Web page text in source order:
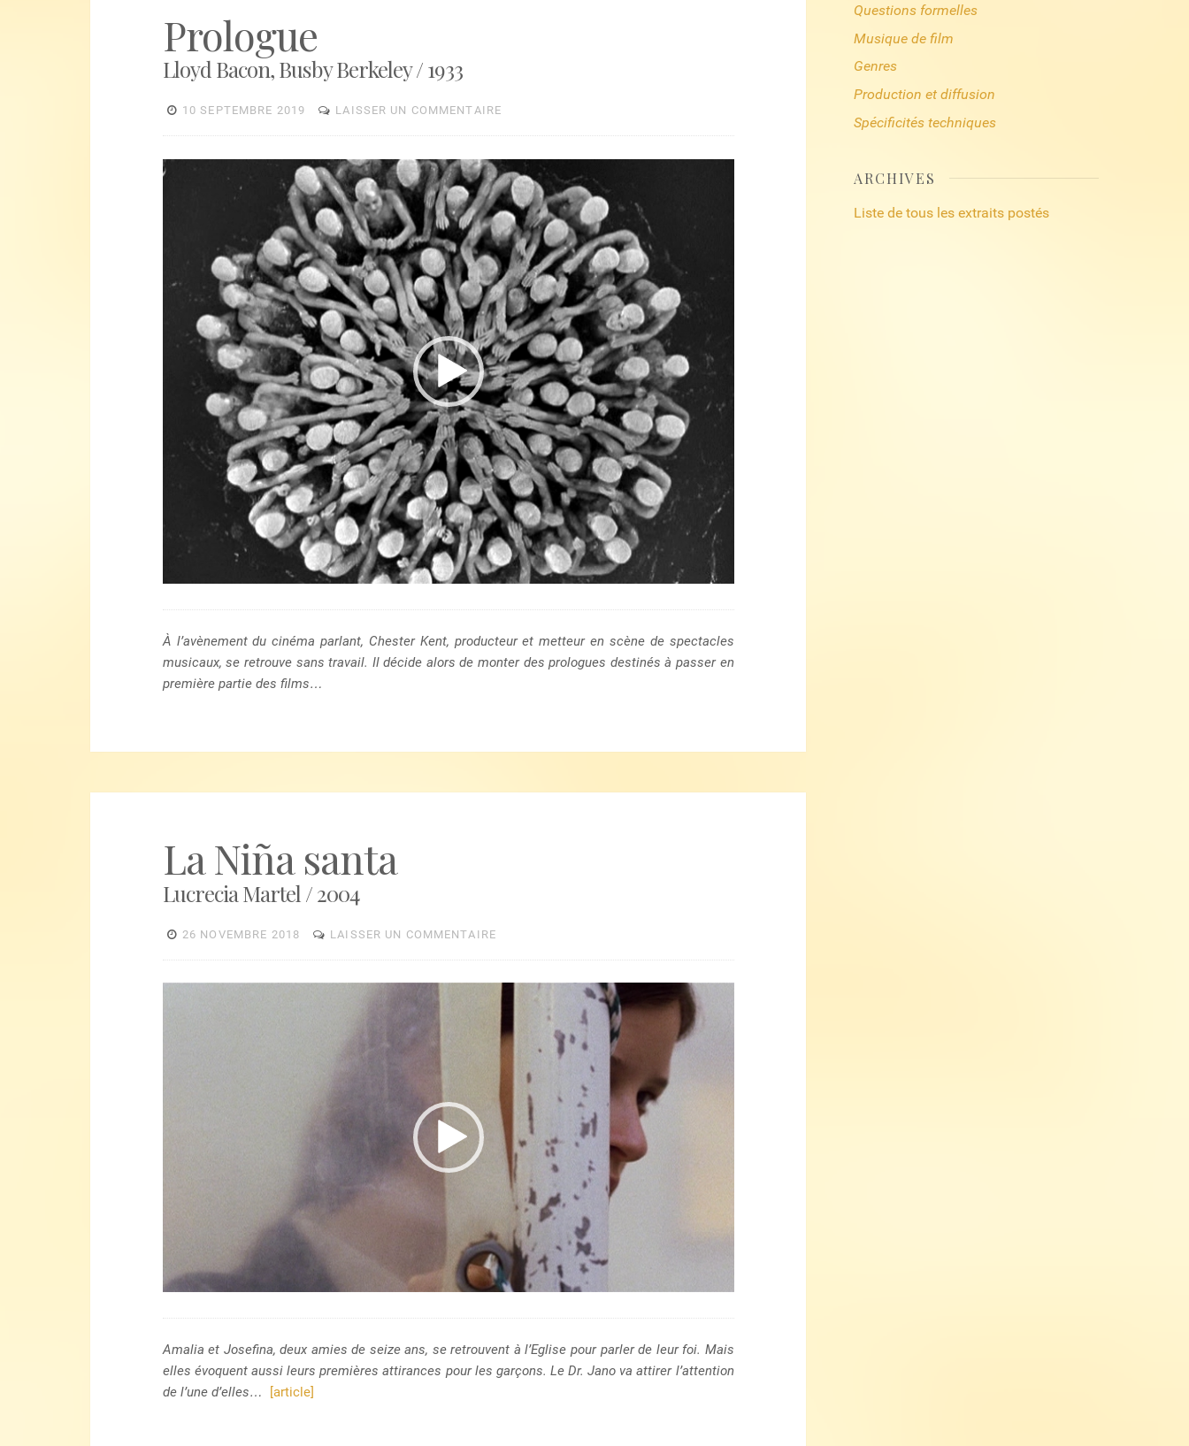
Prologue
Lloyd Bacon, Busby Berkeley / 1933
10 SEPTEMBRE 2019 LAISSER UN COMMENTAIRE
Lecteur
À l’avènement du cinéma parlant, Chester Kent, producteur et metteur en scène de spectacles
musicaux, se retrouve sans travail. Il décide alors de monter des prologues destinés à passer en
première partie des films…
La Niña santa
Lucrecia Martel / 2004
26 NOVEMBRE 2018 LAISSER UN COMMENTAIRE
Amalia et Josefina, deux amies de seize ans, se retrouvent à l’Eglise pour parler de leur foi. Mais
elles évoquent aussi leurs premières attirances pour les garçons. Le Dr. Jano va attirer l’attention
de l’une d’elles…
[article]
Questions formelles
Musique de film
Genres
Production et diffusion
Spécificités techniques
ARCHIVES
Liste de tous les extraits postés